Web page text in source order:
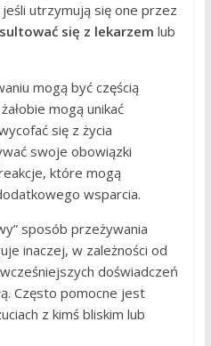
jeśli utrzymują się one przez
się z lekarzem lub
mogą być częścią
mogą unikać
się z życia
swoje obowiązki
które mogą
wsparcia.
sposób przeżywania
inaczej, w zależności od
doświadczeń
Często pomocne jest
z kimś bliskim lub